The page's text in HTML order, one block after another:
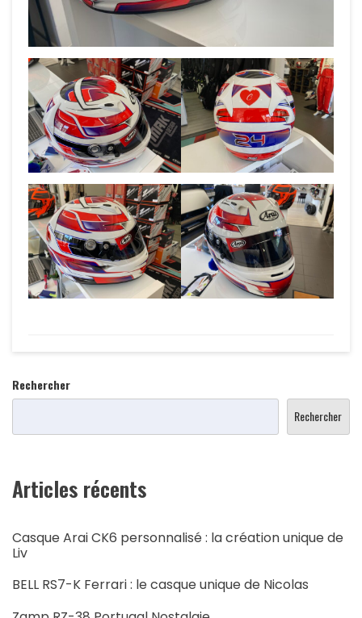
Rechercher
Rechercher
Articles récents
Casque Arai CK6 personnalisé : la création unique de
Liv
BELL RS7-K Ferrari : le casque unique de Nicolas